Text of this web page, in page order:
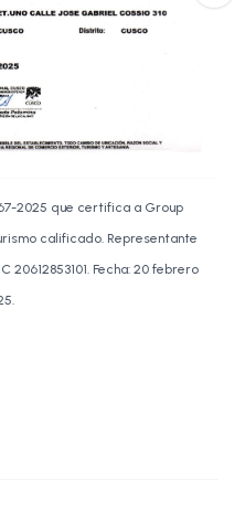
2025 que certifica a Group
calificado. Representante
20612853101. Fecha: 20 febrero